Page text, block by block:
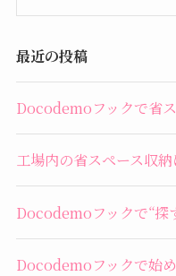
最近の投稿
Docodemoフックで省
工場内の省スペース収
Docodemoフックで“探
Docodemoフックで始